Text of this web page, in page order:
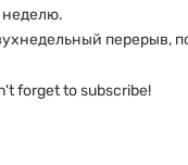
неделю.
перерыв,
forget to subscribe!